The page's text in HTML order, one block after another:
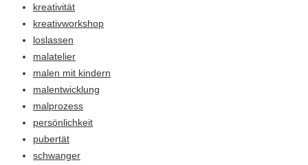
kreativität
kreativworkshop
loslassen
malatelier
malen mit kindern
malentwicklung
malprozess
persönlichkeit
pubertät
schwanger